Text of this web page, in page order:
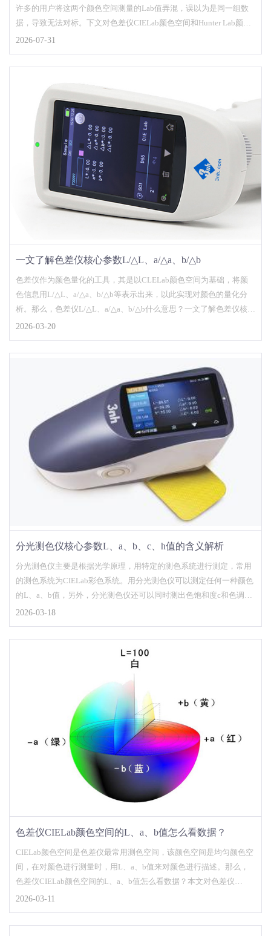
许多的用户将这两个颜色空间测量的Lab值弄混，误以为是同一组数
据，导致无法对标。下文对色差仪CIELab颜色空间和Hunter Lab颜色
空间使用差异做了介绍，以便大家对这两个颜色空间有数了解。...
2026-07-31
一文了解色差仪核心参数L/△L、a/△a、b/△b
色差仪作为颜色量化的工具，其是以CLELab颜色空间为基础，将颜
色信息用L/△L、a/△a、b/△b等表示出来，以此实现对颜色的量化分
析。那么，色差仪L/△L、a/△a、b/△b什么意思？一文了解色差仪核心
参数L/△L、a/△a、b/△b。...
2026-03-20
分光测色仪核心参数L、a、b、c、h值的含义解析
分光测色仪主要是根据光学原理，用特定的测色系统进行测定，常用
的测色系统为CIELab彩色系统。用分光测色仪可以测定任何一种颜色
的L、a、b值，另外，分光测色仪还可以同时测出色饱和度c和色调角
h。本文对分光测色仪L、a、b、c、h值的含义做了解析，对测色知识
感兴趣的朋友不妨了解一下！...
2026-03-18
色差仪CIELab颜色空间的L、a、b值怎么看数据？
CIELab颜色空间是色差仪最常用测色空间，该颜色空间是均匀颜色空
间，在对颜色进行测量时，用L、a、b值来对颜色进行描述。那么，
色差仪CIELab颜色空间的L、a、b值怎么看数据？本文对色差仪
CIELab颜色空间的L、a、b值数据做了分析，对此感兴趣的朋友不妨
了解一下！...
2026-03-11